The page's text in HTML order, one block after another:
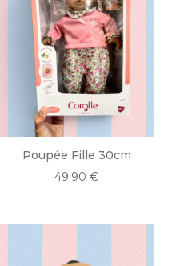
Poupée Fille 30cm
49.90€